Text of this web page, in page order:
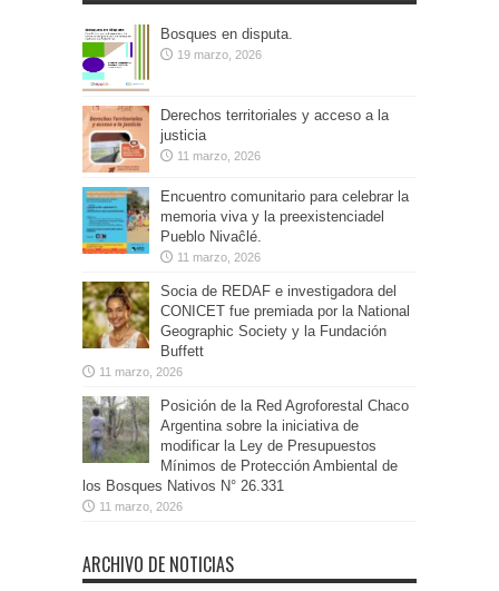
Bosques en disputa.
19 marzo, 2026
Derechos territoriales y acceso a la
justicia
11 marzo, 2026
Encuentro comunitario para celebrar la
memoria viva y la preexistenciadel
Pueblo Nivaĉlé.
11 marzo, 2026
Socia de REDAF e investigadora del
CONICET fue premiada por la National
Geographic Society y la Fundación
Buffett
11 marzo, 2026
Posición de la Red Agroforestal Chaco
Argentina sobre la iniciativa de
modificar la Ley de Presupuestos
Mínimos de Protección Ambiental de
los Bosques Nativos N° 26.331
11 marzo, 2026
ARCHIVO DE NOTICIAS